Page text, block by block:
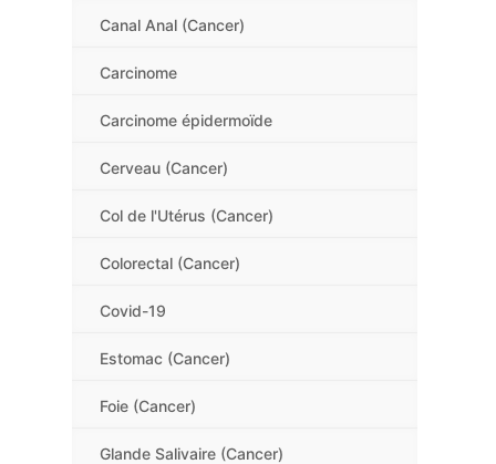
Canal Anal (Cancer)
Carcinome
Carcinome épidermoïde
Cerveau (Cancer)
Col de l'Utérus (Cancer)
Colorectal (Cancer)
Covid-19
Estomac (Cancer)
Foie (Cancer)
Glande Salivaire (Cancer)